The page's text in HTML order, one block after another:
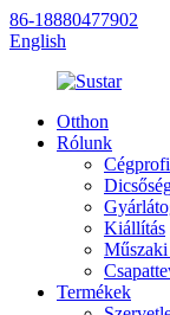
86-18880477902
English
Otthon
Rólunk
Kiállítás
Műszaki
Termékek